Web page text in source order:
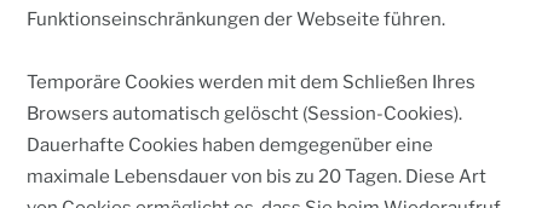
Funktionseinschränkungen der Webseite führen.
Temporäre Cookies werden mit dem Schließen Ihres
Browsers automatisch gelöscht (Session-Cookies).
Dauerhafte Cookies haben demgegenüber eine
maximale Lebensdauer von bis zu 20 Tagen. Diese Art